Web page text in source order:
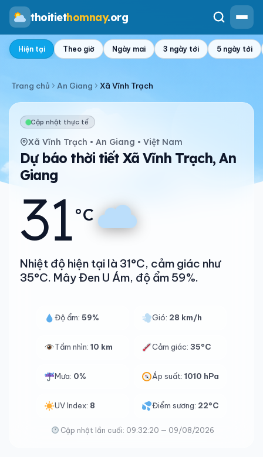
thoitiethomnay.org
Hiện tại Theo giờ Ngày mai 3 ngày tới 5 ngày tới
Trang chủ An Giang Xã Vĩnh Trạch
Cập nhật thực tế
Xã Vĩnh Trạch • An Giang • Việt Nam
Dự báo thời tiết Xã Vĩnh Trạch, An
Giang
31°C
Nhiệt độ hiện tại là 31°C, cảm giác như
35°C. Mây Đen U Ám, độ ẩm 59%.
Độ ẩm: 59% Gió: 28 km/h
Tầm nhìn: 10 km Cảm giác:35°C
Mưa: 0% Áp suất:1010 hPa
UV Index: 8 Điểm sương: 22°C
Cập nhật lần cuối: 09:32:20 — 09/08/2026